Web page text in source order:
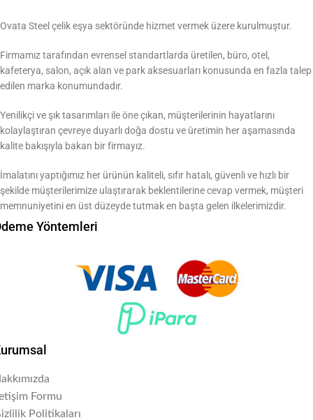
Ovata Steel çelik eşya sektöründe hizmet vermek üzere kurulmuştur.
Firmamız tarafından evrensel standartlarda üretilen, büro, otel,
kafeterya, salon, açık alan ve park aksesuarları konusunda en fazla talep
edilen marka konumundadır.
Yenilikçi ve şık tasarımları ile öne çıkan, müşterilerinin hayatlarını
kolaylaştıran çevreye duyarlı doğa dostu ve üretimin her aşamasında
kalite bakışıyla bakan bir firmayız.
İmalatını yaptığımız her ürünün kaliteli, sıfır hatalı, güvenli ve hızlı bir
şekilde müşterilerimize ulaştırarak beklentilerine cevap vermek, müşteri
memnuniyetini en üst düzeyde tutmak en başta gelen ilkelerimizdir.
Yöntemleri
Formu
Politikaları